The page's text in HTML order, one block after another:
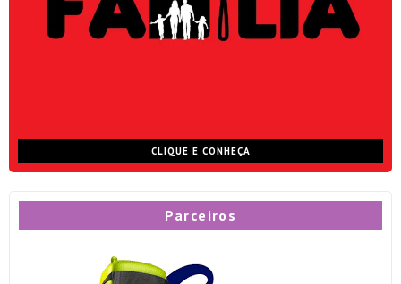
CLIQUE E CONHEÇA
Parceiros